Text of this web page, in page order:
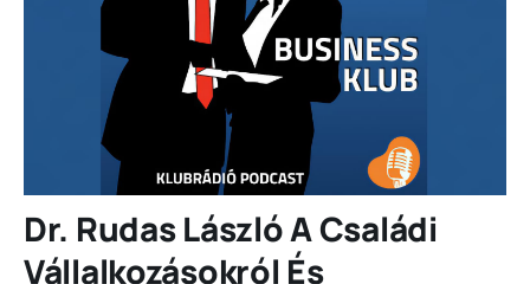
Dr. Rudas László A Családi
Vállalkozásokról És